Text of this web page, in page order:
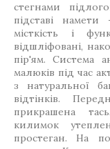
стегнами
підставі
місткість і
відшліфовані,
пір'ям. Система
малюків під час
з натуральної
відтінків.
прикрашена
килимок
простеган. На